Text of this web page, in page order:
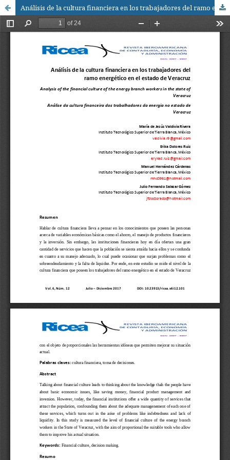
Análisis de la cultura financiera en los trabajadores del ramo energético en el estado de Veracruz / Analysis of the financial culture of the energy branch workers in the state of Veracruz